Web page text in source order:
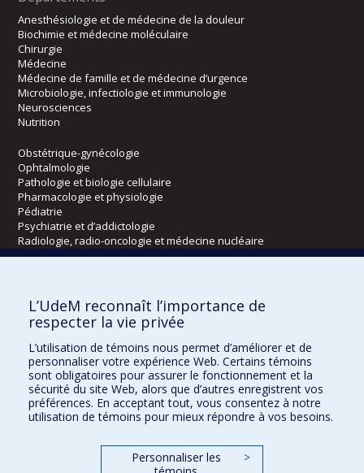
Anesthésiologie et de médecine de la douleur
Biochimie et médecine moléculaire
Chirurgie
Médecine
Médecine de famille et de médecine d’urgence
Microbiologie, infectiologie et immunologie
Neurosciences
Nutrition
Obstétrique-gynécologie
Ophtalmologie
Pathologie et biologie cellulaire
Pharmacologie et physiologie
Pédiatrie
Psychiatrie et d’addictologie
Radiologie, radio-oncologie et médecine nucléaire
Kinésiologie et des sciences de l’activité physique
Orthophonie et audiologie
Réadaptation
Directions
DPC
CPASS
L’UdeM reconnaît l’importance de
respecter la vie privée
L’utilisation de témoins nous permet d’améliorer et de
personnaliser votre expérience Web. Certains témoins
sont obligatoires pour assurer le fonctionnement et la
sécurité du site Web, alors que d’autres enregistrent vos
préférences. En acceptant tout, vous consentez à notre
utilisation de témoins pour mieux répondre à vos besoins.
Personnaliser les
>